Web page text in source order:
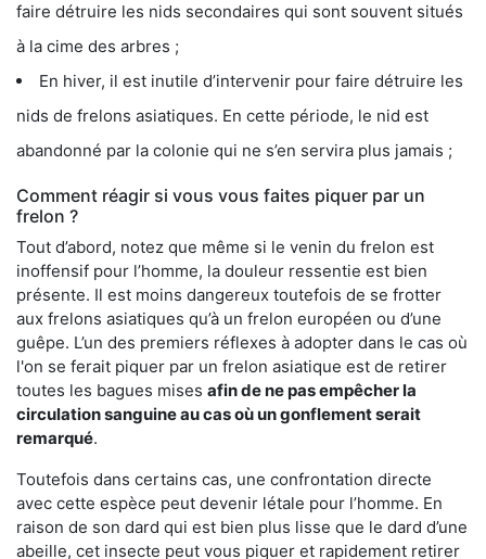
faire détruire les nids secondaires qui sont souvent situés
à la cime des arbres ;
En hiver, il est inutile d’intervenir pour faire détruire les
nids de frelons asiatiques. En cette période, le nid est
abandonné par la colonie qui ne s’en servira plus jamais ;
Comment réagir si vous vous faites piquer par un
frelon ?
Tout d’abord, notez que même si le venin du frelon est
inoffensif pour l’homme, la douleur ressentie est bien
présente. Il est moins dangereux toutefois de se frotter
aux frelons asiatiques qu’à un frelon européen ou d’une
guêpe. L’un des premiers réflexes à adopter dans le cas où
l'on se ferait piquer par un frelon asiatique est de retirer
toutes les bagues mises afin de ne pas empêcher la
circulation sanguine au cas où un gonflement serait
remarqué.
Toutefois dans certains cas, une confrontation directe
avec cette espèce peut devenir létale pour l’homme. En
raison de son dard qui est bien plus lisse que le dard d’une
abeille, cet insecte peut vous piquer et rapidement retirer